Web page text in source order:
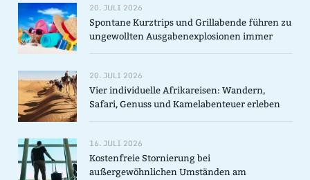
20. JULI 2026
Spontane Kurztrips und Grillabende führen zu
ungewollten Ausgabenexplosionen immer
20. JULI 2026
Vier individuelle Afrikareisen: Wandern,
Safari, Genuss und Kamelabenteuer erleben
16. JULI 2026
Kostenfreie Stornierung bei
außergewöhnlichen Umständen am